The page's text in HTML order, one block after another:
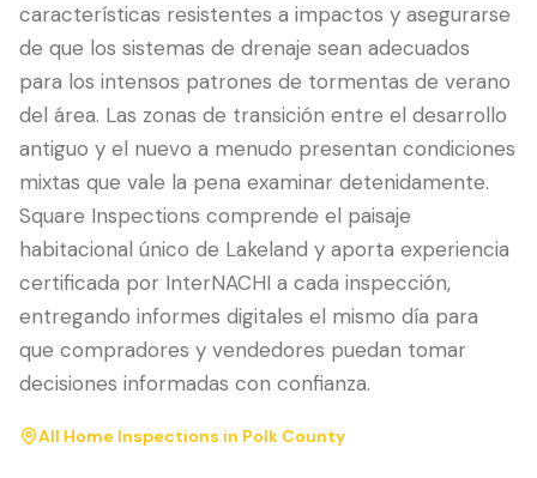
características resistentes a impactos y asegurarse
de que los sistemas de drenaje sean adecuados
para los intensos patrones de tormentas de verano
del área. Las zonas de transición entre el desarrollo
antiguo y el nuevo a menudo presentan condiciones
mixtas que vale la pena examinar detenidamente.
Square Inspections comprende el paisaje
habitacional único de Lakeland y aporta experiencia
certificada por InterNACHI a cada inspección,
entregando informes digitales el mismo día para
que compradores y vendedores puedan tomar
decisiones informadas con confianza.
All Home Inspections in Polk County